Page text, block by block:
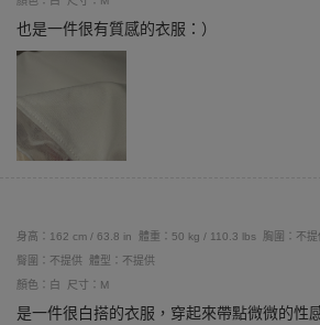
也是一件很有質感的衣服：）
身高：162 cm / 63.8 in 體重：50 kg / 110.3 lbs 胸圍：不提
臀圍：不提供
體型：不提供
顏色：白
尺寸：M
是一件很白搭的衣服，穿起來帶點微微的性